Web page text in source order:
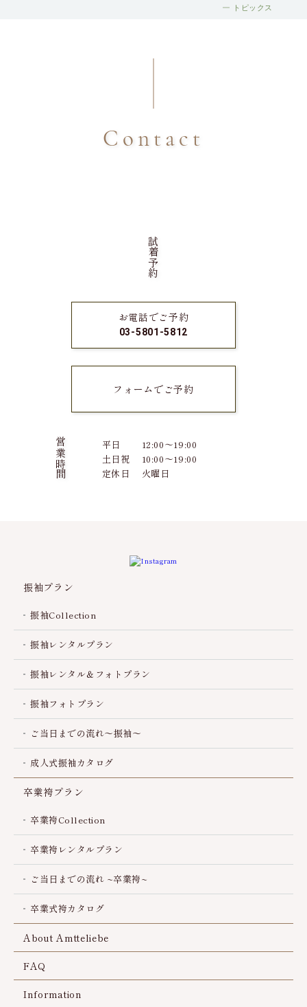
トピックス
Contact
試着予約
お電話でご予約
03-5801-5812
フォームでご予約
営業時間 平日
12:00～19:00
土日祝
10:00～19:00
定休日
火曜日
振袖プラン
振袖Collection
振袖レンタルプラン
振袖レンタル＆フォトプラン
振袖フォトプラン
ご当日までの流れ～振袖～
成人式振袖カタログ
卒業袴プラン
卒業袴Collection
卒業袴レンタルプラン
ご当日までの流れ ~卒業袴~
卒業式袴カタログ
About Amtteliebe
FAQ
Information